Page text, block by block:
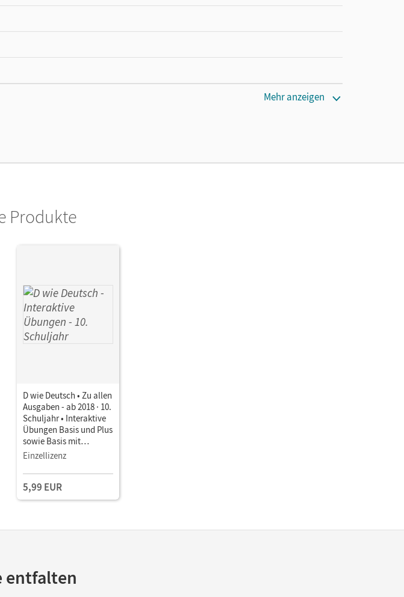
Mehr anzeigen
Produkte
D wie Deutsch • Zu allen
Ausgaben - ab 2018 · 10.
Schuljahr • Interaktive
Übungen Basis und Plus
sowie Basis mit
zusätzlicher Förderung
Einzellizenz
5,99 EUR
entfalten